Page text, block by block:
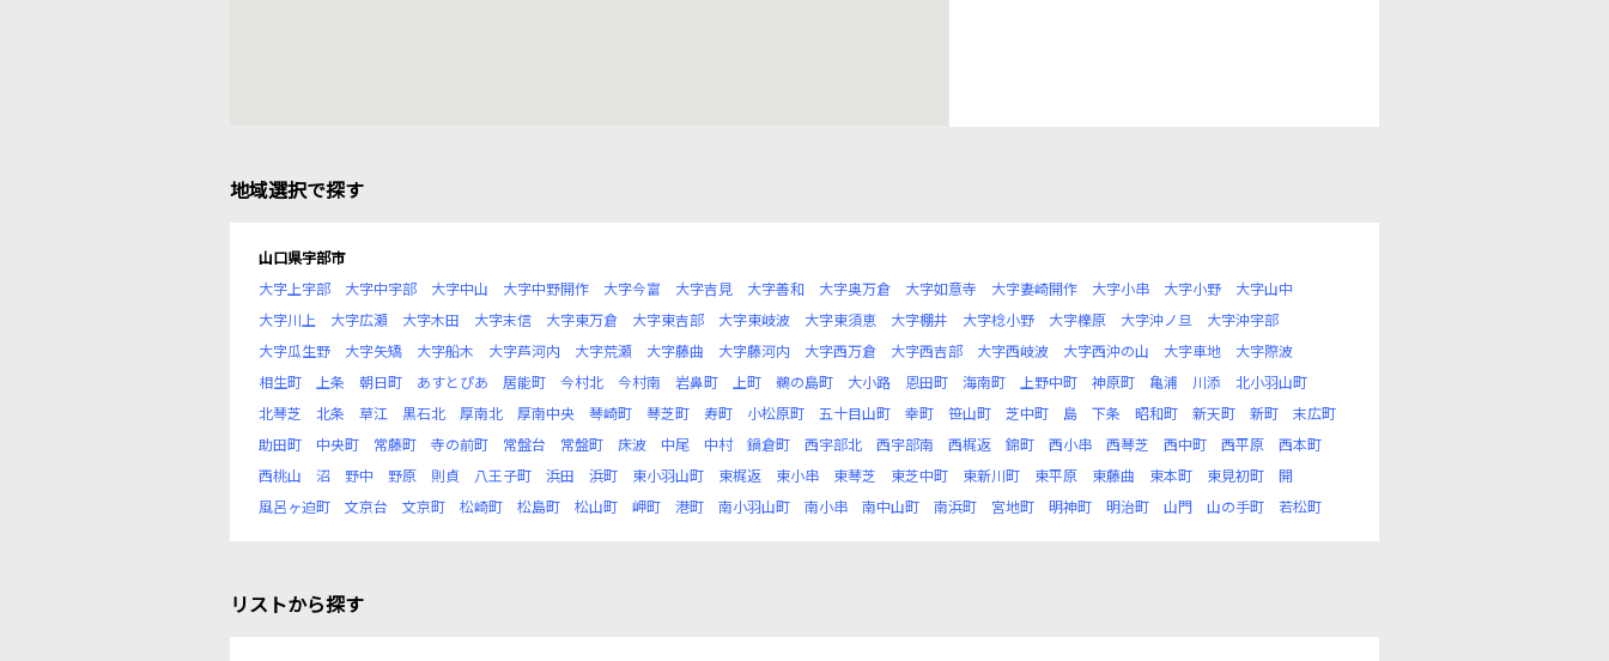
地域選択で探す
山口県宇部市
大字上宇部
大字中宇部 大字中山 大字中野開作 大字今富 大字吉見 大字善和 大字奥万倉 大字如意寺 大字妻崎開作 大字小串 大字小野
大字山中
大字川上
大字広瀬 大字木田 大字末信 大字東万倉 大字東吉部 大字東岐波 大字東須恵 大字棚井 大字棯小野 大字櫟原 大字沖ノ旦
大字沖宇部
大字瓜生野
大字矢矯 大字船木 大字芦河内 大字荒瀬 大字藤曲 大字藤河内 大字西万倉 大字西吉部 大字西岐波 大字西沖の山 大字車地
大字際波
相生町
上条 朝日町 あすとぴあ 居能町 今村北 今村南 岩鼻町 上町 鵜の島町 大小路 恩田町 海南町 上野中町 神原町 亀浦 川添
北小羽山町
北琴芝
北条 草江 黒石北 厚南北 厚南中央 琴崎町 琴芝町 寿町 小松原町 五十目山町 幸町 笹山町 芝中町 島 下条 昭和町 新天町 新町
末広町
助田町
中央町 常藤町 寺の前町 常盤台 常盤町 床波 中尾 中村 鍋倉町 西宇部北 西宇部南 西梶返 錦町 西小串 西琴芝 西中町 西平原
西本町
西桃山
沼 野中 野原 則貞 八王子町 浜田 浜町 東小羽山町 東梶返 東小串 東琴芝 東芝中町 東新川町 東平原 東藤曲 東本町 東見初町
開
風呂ヶ迫町
文京台 文京町 松崎町 松島町 松山町 岬町 港町 南小羽山町 南小串 南中山町 南浜町 宮地町 明神町 明治町 山門 山の手町 若松町
リストから探す